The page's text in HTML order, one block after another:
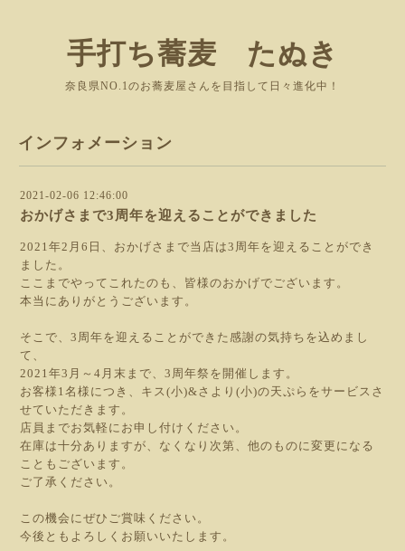
手打ち蕎麦 たぬき
奈良県NO.1のお蕎麦屋さんを目指して日々進化中！
インフォメーション
2021-02-06 12:46:00
おかげさまで3周年を迎えることができました
2021年2月6日、おかげさまで当店は3周年を迎えることができ
ました。
ここまでやってこれたのも、皆様のおかげでございます。
本当にありがとうございます。
そこで、3周年を迎えることができた感謝の気持ちを込めまし
て、
2021年3月～4月末まで、3周年祭を開催します。
お客様1名様につき、キス(小)&さより(小)の天ぷらをサービスさ
せていただきます。
店員までお気軽にお申し付けください。
在庫は十分ありますが、なくなり次第、他のものに変更になる
こともございます。
ご了承ください。
この機会にぜひご賞味ください。
今後ともよろしくお願いいたします。